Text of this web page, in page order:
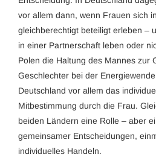
vor allem dann, wenn Frauen sich
gleichberechtigt beteiligt erleben –
in einer Partnerschaft leben oder
Polen die Haltung des Mannes zur
Geschlechter bei der
Deutschland vor allem das
Mitbestimmung durch die Frau.
beiden Ländern eine Rolle – aber
gemeinsamer Entscheidungen,
individuelles Handeln.